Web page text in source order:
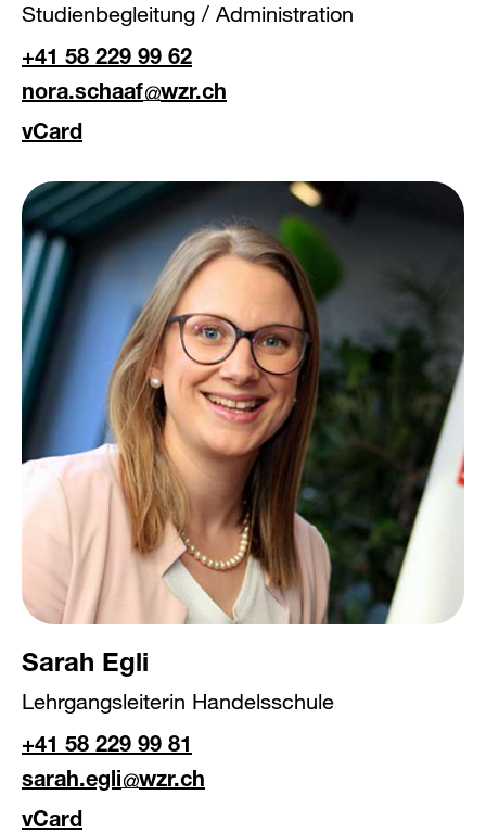
Studienbegleitung / Administration
+41 58 229 99 62
nora.schaaf
wzr.ch
vCard
Sarah Egli
Lehrgangsleiterin Handelsschule
+41 58 229 99 81
sarah.egli
wzr.ch
vCard